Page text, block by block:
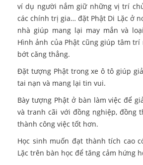
ví dụ người nắm giữ những vị trí
các chính trị gia… đặt Phật Di Lặc ở
nhà giúp mang lại may mắn và
Hình ảnh của Phật cũng giúp tâm trí
bớt căng thẳng.
Đặt tượng Phật trong xe ô tô giúp
tai nạn và mang lại tin vui.
Bày tượng Phật ở bàn làm việc để
và tranh cãi với đồng nghiệp, đồng
thành công việc tốt hơn.
Học sinh muốn đạt thành tích cao
Lặc trên bàn học để tăng cảm hứng